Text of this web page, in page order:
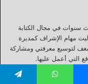
سنوات في مجال الكتابة
مهام الإشراف كمديرة
لتوسيع معرفتي ومشاركة
التي أعمل عليها.